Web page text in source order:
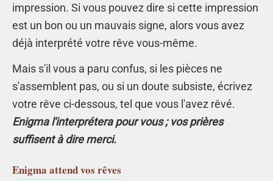
impression. Si vous pouvez dire si cette impression
est un bon ou un mauvais signe, alors vous avez
déjà interprété votre rêve vous-même.
Mais s'il vous a paru confus, si les pièces ne
s'assemblent pas, ou si un doute subsiste, écrivez
votre rêve ci-dessous, tel que vous l'avez rêvé.
Enigma l'interprétera pour vous ; vos prières
suffisent à dire merci.
Enigma attend vos rêves